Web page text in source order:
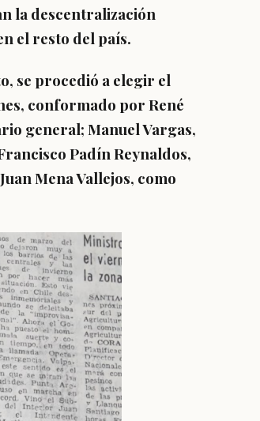
la descentralización
el resto del país.
se procedió a elegir el
conformado por René
general; Manuel Vargas,
Padín Reynaldos,
Mena Vallejos, como